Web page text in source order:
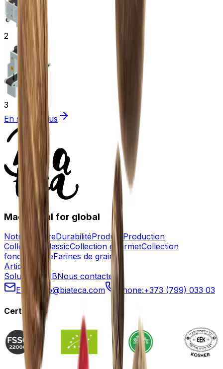
2
3
En savoir plus
Made local for global
Notre histoireDurabilitéProduits Production
Collection ClassicCollection gourmetCollection
fonctionnelleFarines de graines
Articles
Solutions B2BNous contacter
Email: info@biateca.com Phone:+373 (799) 033 03
Certificats